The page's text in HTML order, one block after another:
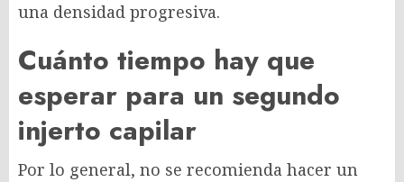
una densidad progresiva.
Cuánto tiempo hay que
esperar para un segundo
injerto capilar
Por lo general, no se recomienda hacer un